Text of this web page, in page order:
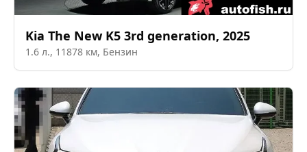
Kia The New K5 3rd generation, 2025
1.6 л., 11878 км, Бензин